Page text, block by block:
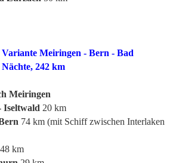
Variante Meiringen - Bern - Bad
242 km
Meiringen
Iseltwald 20 km
74 km (mit Schiff zwischen Interlaken
48 km